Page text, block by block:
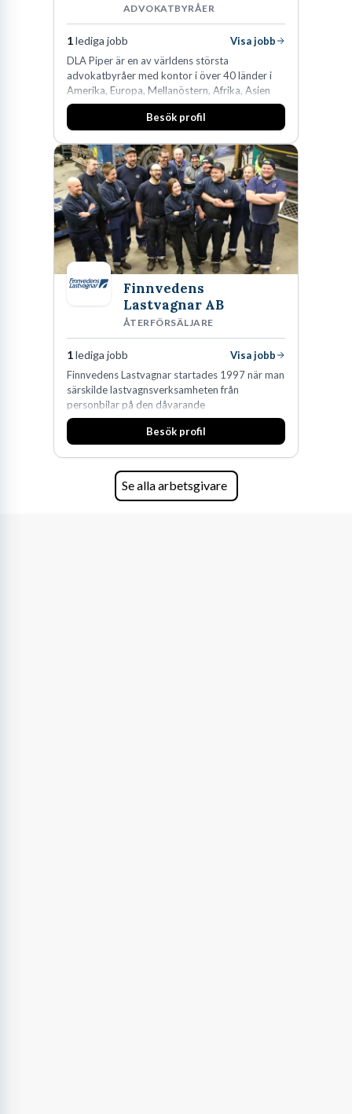
ADVOKATBYRÅER
1lediga jobb
Visa jobb
DLA Piper är en av världens största
advokatbyråer med kontor i över 40 länder i
Amerika, Europa, Mellanöstern, Afrika, Asien
och Oceanien. Vi är specialister inom
affärsjuridikens alla områden och vi har några
fler än 450 jurister på fem kontor i Stockholm,
Köpenhamn, Århus, Oslo och Helsingfors kan vi
på DLA Piper erbjuda våra klienter en unik,
effektiv och gränsöverskridande nordisk
expertis. På vårt kontor i centrala Stockholm är
vi idag drygt 240 medarbetare.
Besök profil
Finnvedens
Lastvagnar AB
ÅTERFÖRSÄLJARE
1lediga jobb
Visa jobb
Finnvedens Lastvagnar startades 1997 när man
särskilde lastvagnsverksamheten från
personbilar på den dåvarande
huvudanläggningen i Värnamo. Sedan dess har
man expanderat kraftigt genom ett antal
Lastvagnar och finns representerade på 20
orter i södra Sverige.
Besök profil
Se alla arbetsgivare